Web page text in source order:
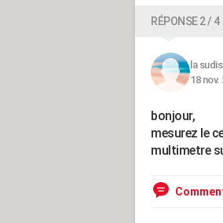
RÉPONSE 2 / 4
la
18 nov.
bonjour,
mesurez le
multimetre